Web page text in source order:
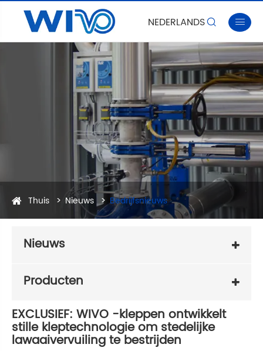
NEDERLANDS 
Thuis Nieuws Bedrijfsnieuws
Nieuws
Producten
EXCLUSIEF: WIVO -kleppen ontwikkelt
stille kleptechnologie om stedelijke
lawaaivervuiling te bestrijden